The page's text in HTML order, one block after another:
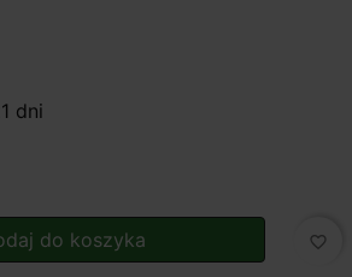
dni
do koszyka favorite_border